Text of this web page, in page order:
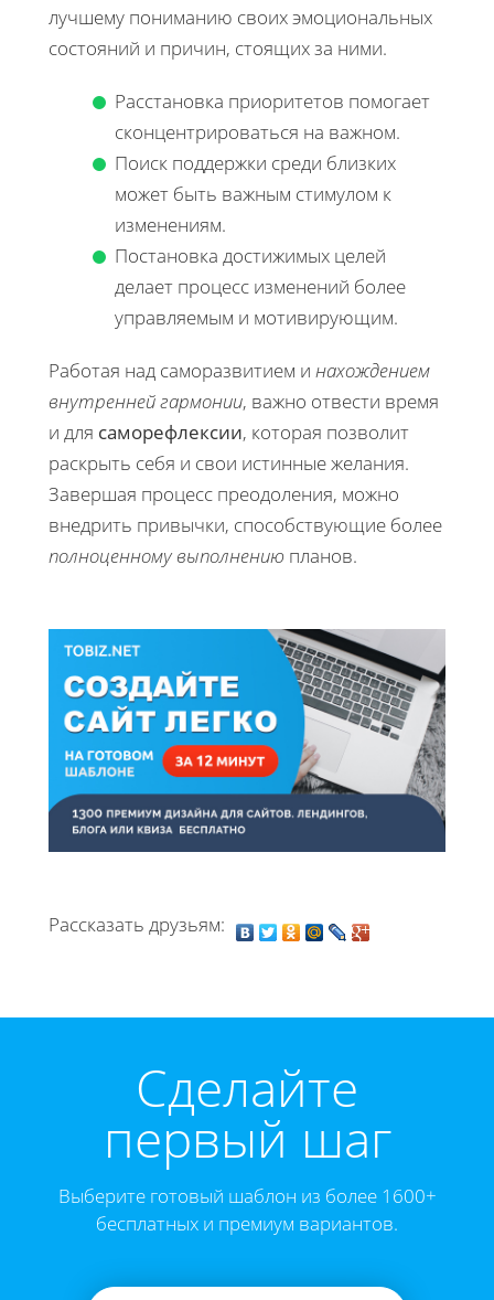
лучшему пониманию своих эмоциональных
состояний и причин, стоящих за ними.
Расстановка приоритетов помогает
сконцентрироваться на важном.
Поиск поддержки среди близких
может быть важным стимулом к
изменениям.
Постановка достижимых целей
делает процесс изменений более
управляемым и мотивирующим.
Работая над саморазвитием и нахождением
внутренней гармонии, важно отвести время
и для саморефлексии, которая позволит
раскрыть себя и свои истинные желания.
Завершая процесс преодоления, можно
внедрить привычки, способствующие более
полноценному выполнению планов.
Рассказать друзьям:
Cделайте
первый шаг
Выберите готовый шаблон из более 1600+
бесплатных и премиум вариантов.